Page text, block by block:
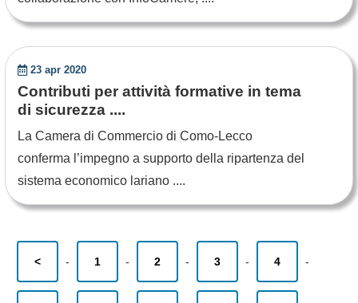
23 apr 2020
Contributi per attività formative in tema
di sicurezza ....
La Camera di Commercio di Como-Lecco
conferma l’impegno a supporto della ripartenza del
sistema economico lariano ....
< - 1 - 2 - 3 - 4 -